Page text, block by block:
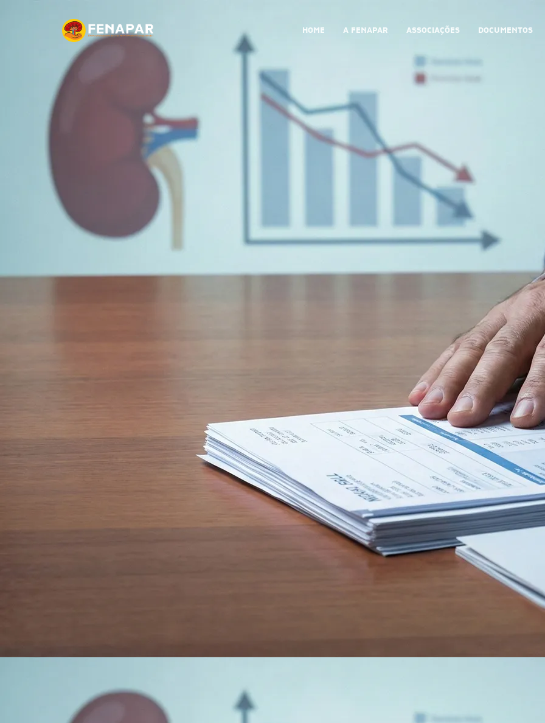
HOME A FENAPAR ASSOCIAÇÕES DOCUMENTOS